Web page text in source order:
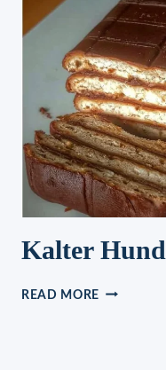
Kalter Hund
READ MORE KALTER